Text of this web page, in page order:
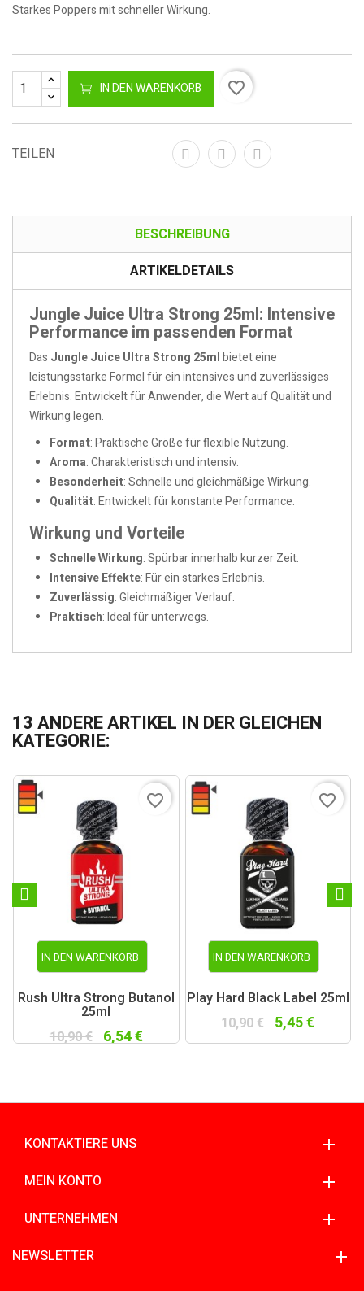
Starkes Poppers mit schneller Wirkung.
IN DEN WARENKORB favorite_border
TEILEN
BESCHREIBUNG
ARTIKELDETAILS
Jungle Juice Ultra Strong 25ml: Intensive
Performance im passenden Format
Das Jungle Juice Ultra Strong 25mlbietet eine
leistungsstarke Formel für ein intensives und zuverlässiges
Erlebnis. Entwickelt für Anwender, die Wert auf Qualität und
Wirkung legen.
Format: Praktische Größe für flexible Nutzung.
Aroma: Charakteristisch und intensiv.
Besonderheit: Schnelle und gleichmäßige Wirkung.
Qualität: Entwickelt für konstante Performance.
Wirkung und Vorteile
Schnelle Wirkung: Spürbar innerhalb kurzer Zeit.
Intensive Effekte: Für ein starkes Erlebnis.
Zuverlässig: Gleichmäßiger Verlauf.
Praktisch: Ideal für unterwegs.
13 ANDERE ARTIKEL IN DER GLEICHEN
KATEGORIE:
IN DEN WARENKORB
Rush Ultra Strong Butanol
25ml
10,90 € 6,54 €
favorite_border
IN DEN WARENKORB
Play Hard Black Label 25ml
10,90 € 5,45 €
favorite_border
KONTAKTIERE UNS
MEIN KONTO
UNTERNEHMEN
NEWSLETTER